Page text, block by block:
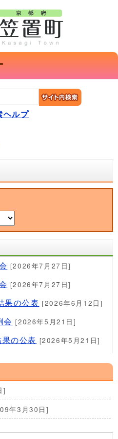
ヘルプ
[2026年7月27日]
[2026年7月27日]
果の公表 [2026年6月12日]
会 [2026年5月21日]
の公表 [2026年5月21日]
]
年3月30日]